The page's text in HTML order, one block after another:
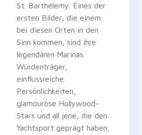
St. Barthélemy. Eines der
ersten Bilder, die einem
bei diesen Orten in den
Sinn kommen, sind ihre
legendären Marinas.
Würdenträger,
einflussreiche
Persönlichkeiten,
glamouröse Hollywood-
Stars und all jene, die den
Yachtsport geprägt haben,